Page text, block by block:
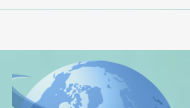
conformado por bienes, servicios,
personas. Otros autores, como
Carrasco (2011), Durán (2017) y el
Instituto Nacional de las Mujeres